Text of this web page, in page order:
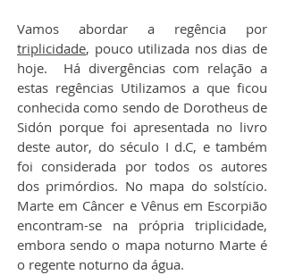
triplicidade, pouco utilizada nos dias de
hoje.  Há divergências com relação a
estas regências Utilizamos a que ficou
conhecida como sendo de Dorotheus de
Sidón porque foi apresentada no livro
deste autor, do século I d.C, e também
foi considerada por todos os autores
dos primórdios. No mapa do solstício.
Marte em Câncer e Vênus em Escorpião
encontram-se na própria triplicidade,
embora sendo o mapa noturno Marte é
o regente noturno da água.